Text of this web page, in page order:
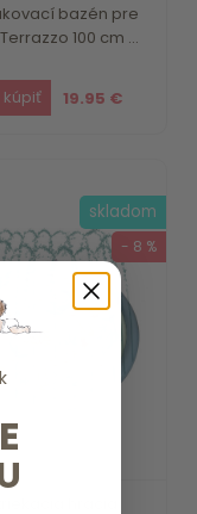
bazén pre
100 cm ...
19.95 €
skladom
- 8 %